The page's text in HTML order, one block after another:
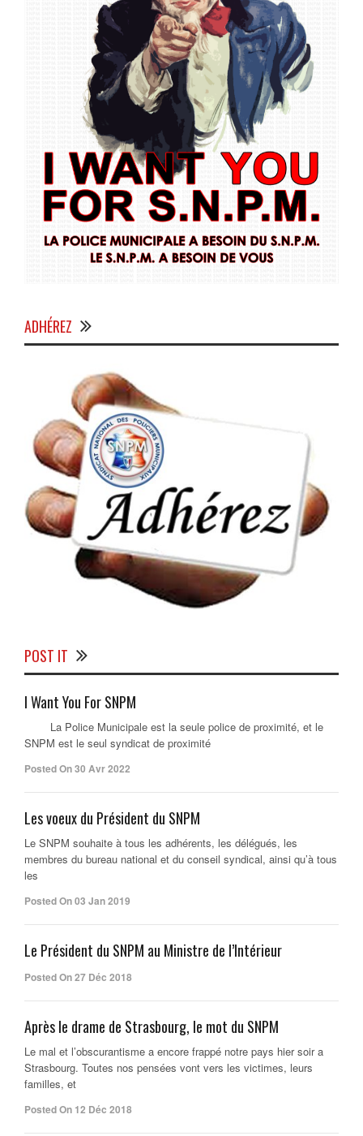
ADHÉREZ
POST IT
I Want You For SNPM
La Police Municipale est la seule police de proximité, et le
SNPM est le seul syndicat de proximité
Posted On 30 Avr 2022
Les voeux du Président du SNPM
Le SNPM souhaite à tous les adhérents, les délégués, les
membres du bureau national et du conseil syndical, ainsi qu’à tous
les
Posted On 03 Jan 2019
Le Président du SNPM au Ministre de l’Intérieur
Posted On 27 Déc 2018
Après le drame de Strasbourg, le mot du SNPM
Le mal et l’obscurantisme a encore frappé notre pays hier soir a
Strasbourg. Toutes nos pensées vont vers les victimes, leurs
familles, et
Posted On 12 Déc 2018